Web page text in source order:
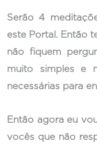
Serão 4
este Portal. Então
não fiquem
muito simples e
necessárias para
Então agora eu
vocês que não